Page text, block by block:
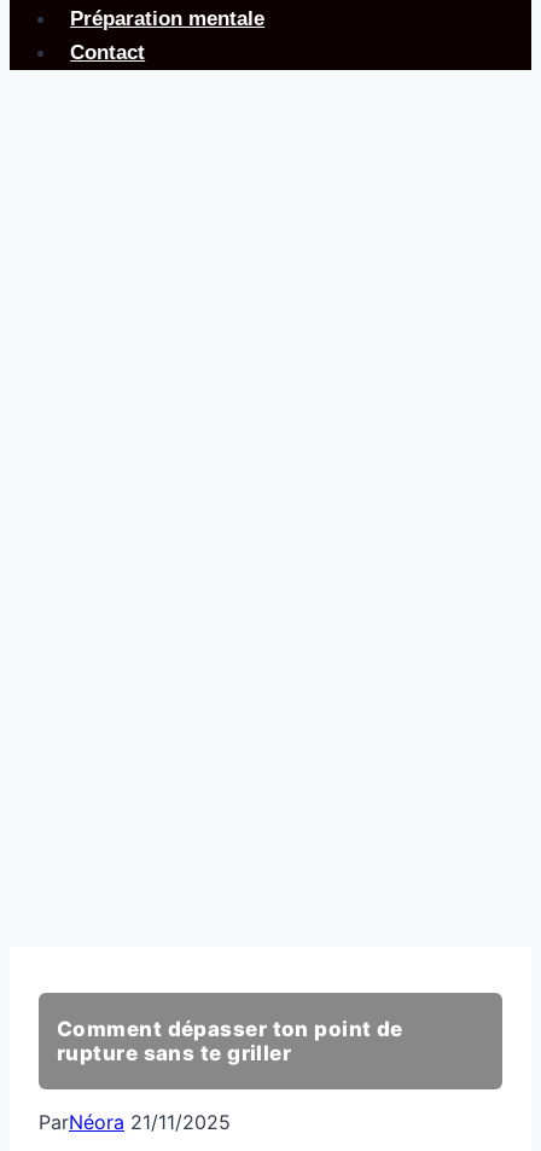
Préparation mentale
Contact
Comment dépasser ton point de
rupture sans te griller
ParNéora 21/11/2025